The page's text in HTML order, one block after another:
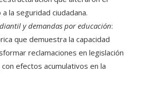
la seguridad ciudadana.
y demandas por educación:
que demuestra la capacidad
reclamaciones en legislación
efectos acumulativos en la